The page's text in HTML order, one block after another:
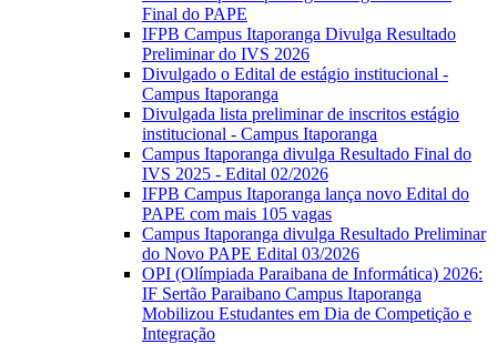
Final do PAPE
IFPB Campus Itaporanga Divulga Resultado
Preliminar do IVS 2026
Divulgado o Edital de estágio institucional -
Campus Itaporanga
Divulgada lista preliminar de inscritos estágio
institucional - Campus Itaporanga
Campus Itaporanga divulga Resultado Final do
IVS 2025 - Edital 02/2026
IFPB Campus Itaporanga lança novo Edital do
PAPE com mais 105 vagas
Campus Itaporanga divulga Resultado Preliminar
do Novo PAPE Edital 03/2026
OPI (Olímpiada Paraibana de Informática) 2026:
IF Sertão Paraibano Campus Itaporanga
Mobilizou Estudantes em Dia de Competição e
Integração